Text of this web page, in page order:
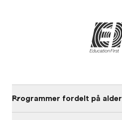
Programmer fordelt på alder